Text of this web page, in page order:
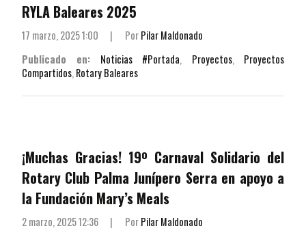
RYLA Baleares 2025
17 marzo, 2025 1:00 | PorPilar Maldonado
Publicado en:
Noticias #Portada, Proyectos, Proyectos
Compartidos, Rotary Baleares
¡Muchas Gracias! 19º Carnaval Solidario del
Rotary Club Palma Junípero Serra en apoyo a
la Fundación Mary’s Meals
2 marzo, 2025 12:36 | PorPilar Maldonado